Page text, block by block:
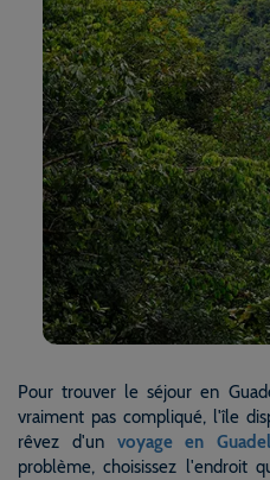
Pour trouver le séjour en
vraiment pas compliqué, l'île
rêvez d'un voyage en
problème, choisissez l'endroit